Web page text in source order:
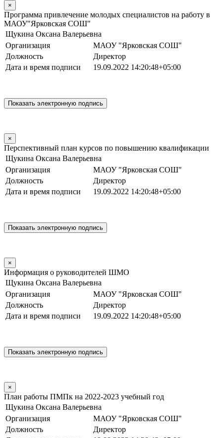
×
Программа привлечение молодых специалистов на работу в
МАОУ"Ярковская СОШ"
Щукина Оксана Валерьевна
Организация
МАОУ "Ярковская СОШ"
Должность
Директор
Дата и время подписи
19.09.2022 14:20:48+05:00
×
Перспективный план курсов по повышению квалификации
Щукина Оксана Валерьевна
Организация
МАОУ "Ярковская СОШ"
Должность
Директор
Дата и время подписи
19.09.2022 14:20:48+05:00
×
Информация о руководителей ШМО
Щукина Оксана Валерьевна
Организация
МАОУ "Ярковская СОШ"
Должность
Директор
Дата и время подписи
19.09.2022 14:20:48+05:00
×
План работы ПМПк на 2022-2023 учебный год
Щукина Оксана Валерьевна
Организация
МАОУ "Ярковская СОШ"
Должность
Директор